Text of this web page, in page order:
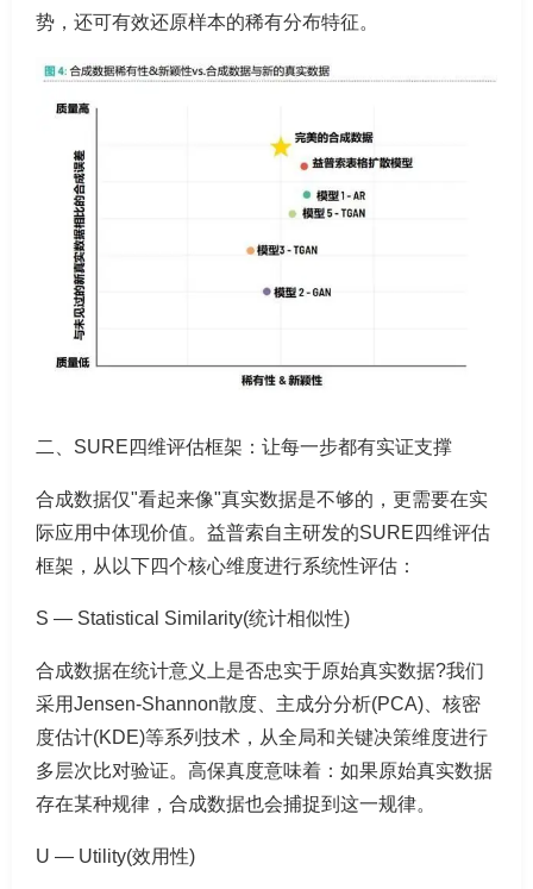
势，还可有效还原样本的稀有分布特征。
二、SURE四维评估框架：让每一步都有实证支撑
合成数据仅"看起来像"真实数据是不够的，更需要在实
际应用中体现价值。益普索自主研发的SURE四维评估
框架，从以下四个核心维度进行系统性评估：
S — Statistical Similarity(统计相似性)
合成数据在统计意义上是否忠实于原始真实数据?我们
采用Jensen-Shannon散度、主成分分析(PCA)、核密
度估计(KDE)等系列技术，从全局和关键决策维度进行
多层次比对验证。高保真度意味着：如果原始真实数据
存在某种规律，合成数据也会捕捉到这一规律。
U — Utility(效用性)